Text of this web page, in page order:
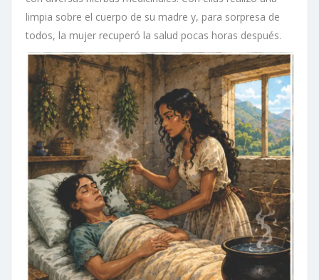
limpia sobre el cuerpo de su madre y, para sorpresa de
todos, la mujer recuperó la salud pocas horas después.